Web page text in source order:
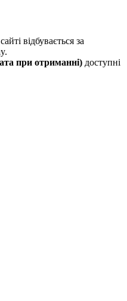
відбувається за
при отриманні) доступні